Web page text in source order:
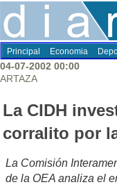
Principal Economia
04-07-2002 00:00
ARTAZA
La CIDH
corralito por
La Comisión
de la OEA analiza el